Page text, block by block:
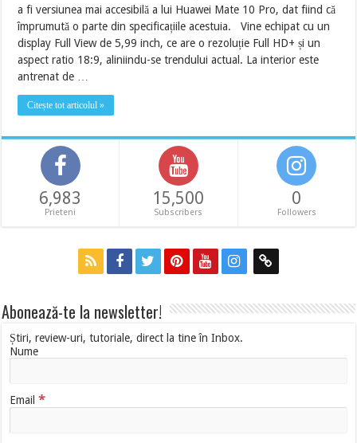
a fi versiunea mai accesibilă a lui Huawei Mate 10 Pro, dat fiind că
împrumută o parte din specificațiile acestuia. Vine echipat cu un
display Full View de 5,99 inch, ce are o rezoluție Full HD+ și un
aspect ratio 18:9, aliniindu-se trendului actual. La interior este
antrenat de …
Citește tot articolul »
6,983
Prieteni
15,500
Subscribers
0
Followers
Abonează-te la newsletter!
Știri, review-uri, tutoriale, direct la tine în Inbox.
Nume
Email*